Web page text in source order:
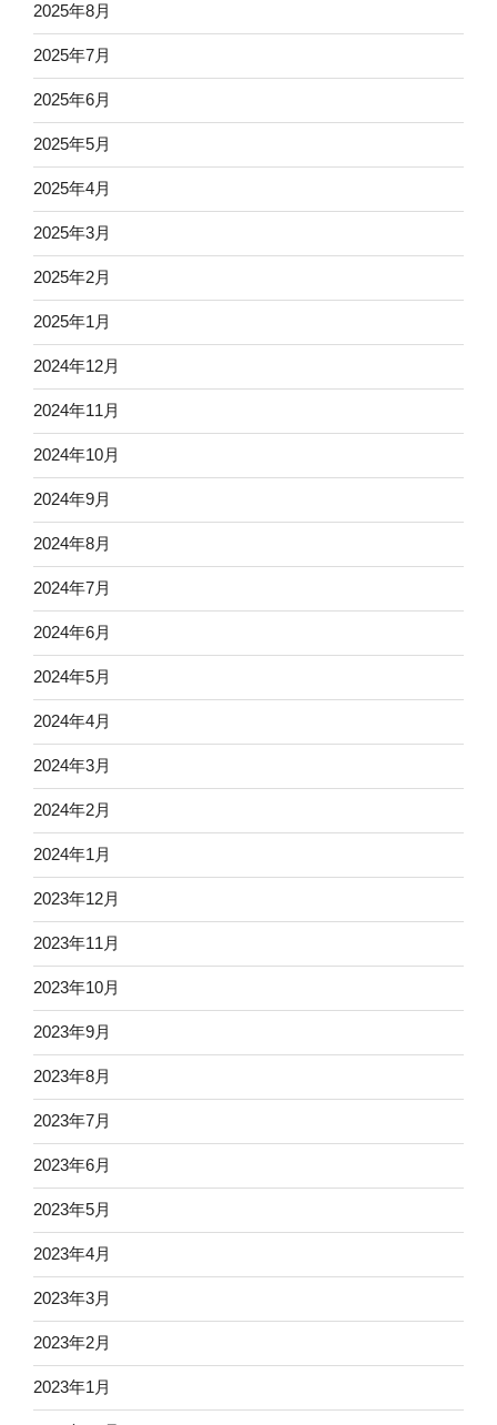
2025年8月
2025年7月
2025年6月
2025年5月
2025年4月
2025年3月
2025年2月
2025年1月
2024年12月
2024年11月
2024年10月
2024年9月
2024年8月
2024年7月
2024年6月
2024年5月
2024年4月
2024年3月
2024年2月
2024年1月
2023年12月
2023年11月
2023年10月
2023年9月
2023年8月
2023年7月
2023年6月
2023年5月
2023年4月
2023年3月
2023年2月
2023年1月